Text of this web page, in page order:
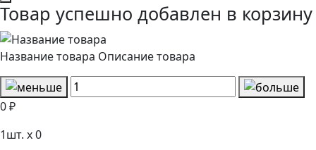
Товар успешно добавлен в корзину
Название товара Описание товара
0 ₽
1шт. x0